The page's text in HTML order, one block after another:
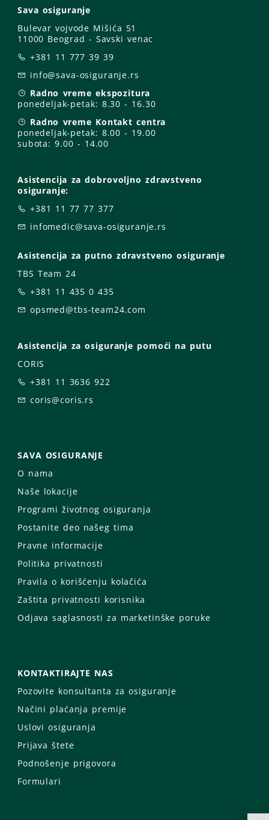
Sava osiguranje
Bulevar vojvode Mišića 51
11000 Beograd - Savski venac
+381 11 777 39 39
info@sava-osiguranje.rs
Radno vreme ekspozitura
ponedeljak-petak: 8.30 - 16.30
Radno vreme Kontakt centra
ponedeljak-petak: 8.00 - 19.00
subota: 9.00 - 14.00
Asistencija za dobrovoljno zdravstveno
osiguranje:
+381 11 77 77 377
infomedic@sava-osiguranje.rs
Asistencija za putno zdravstveno osiguranje
TBS Team 24
+381 11 435 0 435
opsmed@tbs-team24.com
Asistencija za osiguranje pomoći na putu
CORIS
+381 11 3636 922
coris@coris.rs
SAVA OSIGURANJE
O nama
Naše lokacije
Programi životnog osiguranja
Postanite deo našeg tima
Pravne informacije
Politika privatnosti
Pravila o korišćenju kolačića
Zaštita privatnosti korisnika
Odjava saglasnosti za marketinške poruke
KONTAKTIRAJTE NAS
Pozovite konsultanta za osiguranje
Načini plaćanja premije
Uslovi osiguranja
Prijava štete
Podnošenje prigovora
Formulari